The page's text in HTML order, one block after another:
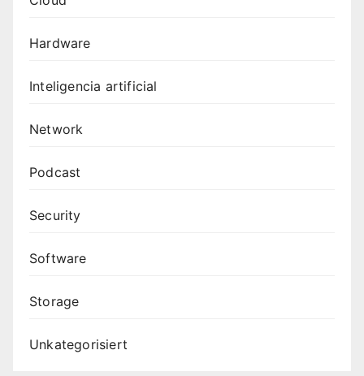
Hardware
Inteligencia artificial
Network
Podcast
Security
Software
Storage
Unkategorisiert